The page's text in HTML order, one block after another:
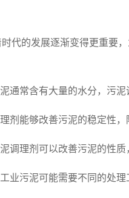
代的发展逐渐变得更重要
通常含有大量的水分，污
剂能够改善污泥的稳定性
调理剂可以改善污泥的性
业污泥可能需要不同的处